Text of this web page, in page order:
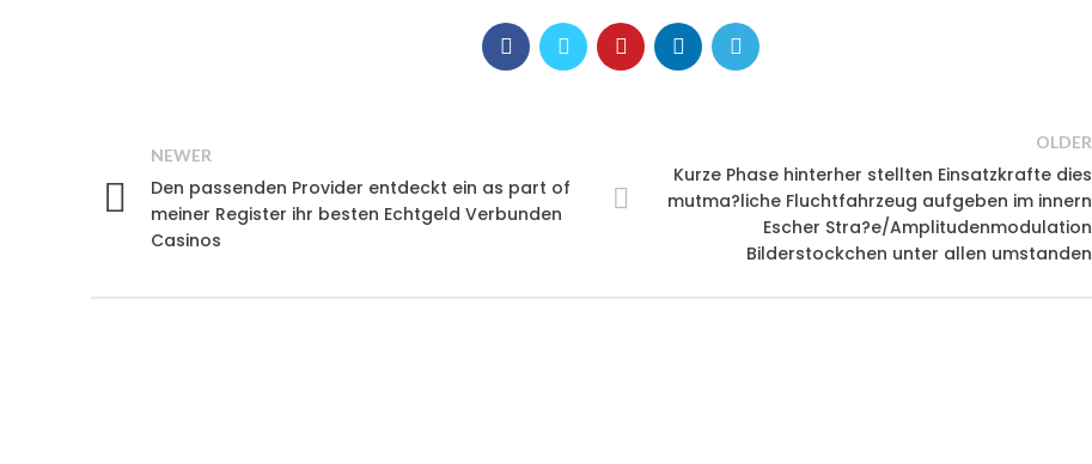
NEWER
Den passenden Provider entdeckt ein as part of
meiner Register ihr besten Echtgeld Verbunden
Casinos
OLDER
Kurze Phase hinterher stellten Einsatzkrafte dies
mutma?liche Fluchtfahrzeug aufgeben im innern
Escher Stra?e/Amplitudenmodulation
Bilderstockchen unter allen umstanden